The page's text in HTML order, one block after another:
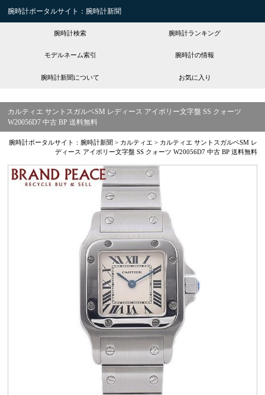
腕時計ポータルサイト：腕時計新聞
腕時計検索 腕時計ランキング
モデルネーム索引 腕時計の情報
腕時計新聞について お気に入り
カルティエ サントスガルベSM レディース アイボリー文字盤 SS クォーツ
W20056D7 中古 BP 送料無料
腕時計ポータルサイト：腕時計新聞 > カルティエ> カルティエ サントスガルベSM レ
ディース アイボリー文字盤 SS クォーツ W20056D7 中古 BP 送料無料